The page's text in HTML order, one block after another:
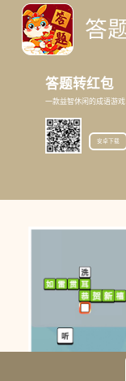
答题转红包
一款益智休闲的成语游戏
安卓下载